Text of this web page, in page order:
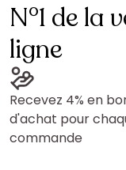
N°1 de la
ligne
Recevez 4% en
d'achat pour
commande